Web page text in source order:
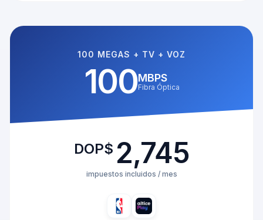
100 MEGAS + TV + VOZ
100MBPS
Fibra Óptica
DOP$ 2,745
impuestos incluidos / mes